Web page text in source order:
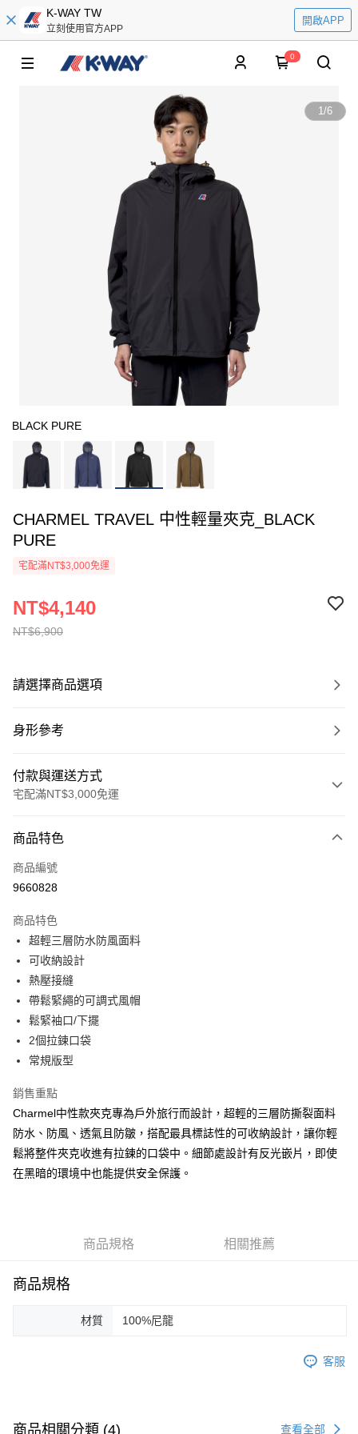
K-WAY TW
立刻使用官方APP
開啟APP
0
1/6
BLACK PURE
CHARMEL TRAVEL 中性輕量夾克_BLACK
PURE
宅配滿NT$3,000免運
NT$6,900
NT$4,140
請選擇商品選項
身形參考
付款與運送方式
宅配滿NT$3,000免運
信用卡一次付款
信用卡分期付款
合作金庫商業銀行
華南商業銀行
上海商業儲蓄銀行
國泰世華商業銀行
臺灣中小企業銀行
匯豐（台灣）商業銀行
聯邦商業銀行
元大商業銀行
玉山商業銀行
台灣樂天信用卡公司
LINE Pay
Apple Pay
街口支付
悠遊付
相關說明
【關於「AFTEE先享後付」】
AFTEE先享後付是「在收到商品之後才付款」的支付方式。 讓您購物簡單
便利好安心！
１．簡單：不需註冊會員、不需綁卡、不需儲值。
２．便利：只要手機號碼，簡訊認證，即可結帳。
結帳頁面，進行簡訊認證並確認金額後，即可完成結帳。
３．收到繳費通知簡訊後14天內，點擊此簡訊中的連結，可透過四大超商／
ATM／網路銀行／等多元方式進行付款，方視為交易完成。
購買商品的店家。未經商家同意取消之訂單仍視為有效，需透過AFTEE先享
是否繳費成功／繳費後需取消欲退款等相關疑問，請聯繫「AFTEE先享後付
１．透過由恩沛科技股份有限公司提供之「AFTEE先享後付」服務完成之交
ATM付款
運送方式
商品特色
商品編號
9660828
商品特色
超輕三層防水防風面料
可收納設計
熱壓接縫
帶鬆緊繩的可調式風帽
鬆緊袖口/下擺
2個拉鍊口袋
常規版型
銷售重點
Charmel中性款夾克專為戶外旅行而設計，超輕的三層防撕裂面料
防水、防風、透氣且防皺，搭配最具標誌性的可收納設計，讓你輕
鬆將整件夾克收進有拉鍊的口袋中。細節處設計有反光嵌片，即使
在黑暗的環境中也能提供安全保護。
商品規格 相關推薦
商品規格
材質 100%尼龍
客服
商品相關分類 (4) 查看全部